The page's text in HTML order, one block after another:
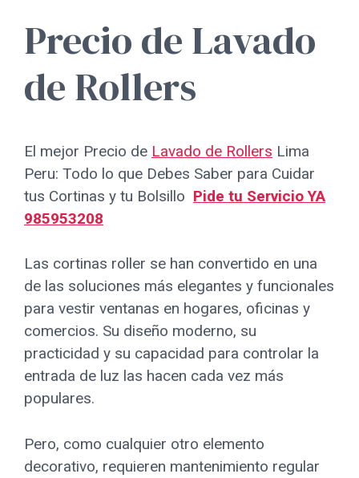
Precio de Lavado
de Rollers
El mejor Precio de Lavado de Rollers Lima
Peru: Todo lo que Debes Saber para Cuidar
tus Cortinas y tu Bolsillo Pide tu Servicio YA
985953208
Las cortinas roller se han convertido en una
de las soluciones más elegantes y funcionales
para vestir ventanas en hogares, oficinas y
comercios. Su diseño moderno, su
practicidad y su capacidad para controlar la
entrada de luz las hacen cada vez más
populares.
Pero, como cualquier otro elemento
decorativo, requieren mantenimiento regular